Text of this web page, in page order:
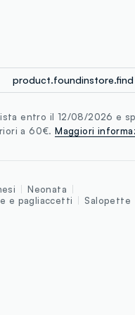
product.foundinstore.find
entro il 12/08/2026 e
a 60€.Maggiori
Neonata
e pagliaccetti
Salopette